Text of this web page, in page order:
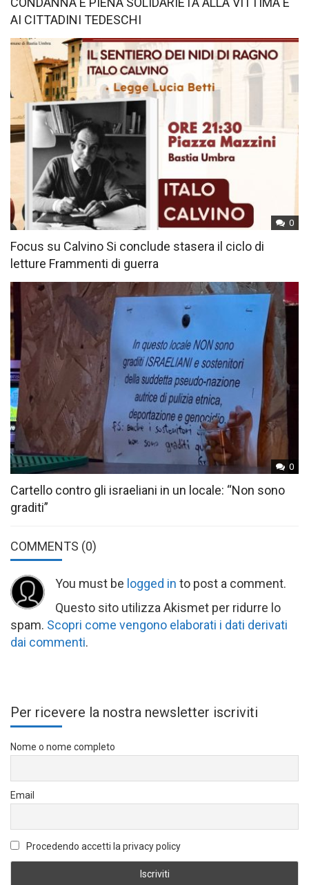
AI CITTADINI TEDESCHI
0
Focus su Calvino Si conclude stasera il ciclo di
letture Frammenti di guerra
0
Cartello contro gli israeliani in un locale: “Non sono
graditi”
COMMENTS (0)
You must be logged in to post a comment.
Questo sito utilizza Akismet per ridurre lo
spam. Scopri come vengono elaborati i dati derivati
dai commenti.
Per ricevere la nostra newsletter iscriviti
Nome o nome completo
Email
Procedendo accetti la privacy policy